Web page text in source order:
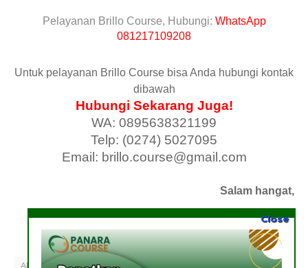
Pelayanan Brillo Course, Hubungi: WhatsApp
081217109208
Untuk pelayanan Brillo Course bisa Anda hubungi kontak
dibawah
Hubungi Sekarang Juga!
WA: 0895638321199
Telp: (0274) 5027095
Email: brillo.course@gmail.com
Salam hangat,
Brillo Course
ARTIKEL BIMBEL TNI
Close